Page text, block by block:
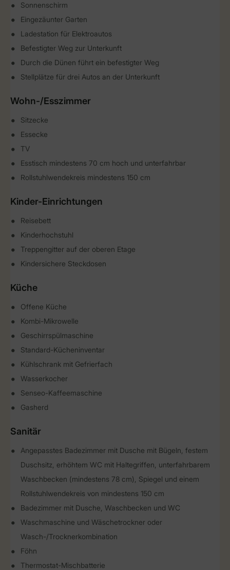
Sonnenschirm
Eingezäunter Garten
Ladestation für Elektroautos
Befestigter Weg zur Unterkunft
Durch die Dünen führt ein befestigter Weg
Stellplätze für drei Autos an der Unterkunft
Wohn-/Esszimmer
Sitzecke
Essecke
TV
Esstisch mindestens 70 cm hoch und unterfahrbar
Rollstuhlwendekreis mindestens 150 cm
Kinder-Einrichtungen
Reisebett
Kinderhochstuhl
Treppengitter auf der oberen Etage
Kindersichere Steckdosen
Küche
Offene Küche
Kombi-Mikrowelle
Geschirrspülmaschine
Standard-Kücheninventar
Kühlschrank mit Gefrierfach
Wasserkocher
Senseo-Kaffeemaschine
Gasherd
Sanitär
Angepasstes Badezimmer mit Dusche mit Bügeln, festem
Duschsitz, erhöhtem WC mit Haltegriffen, unterfahrbarem
Waschbecken (mindestens 78 cm), Spiegel und einem
Rollstuhlwendekreis von mindestens 150 cm
Badezimmer mit Dusche, Waschbecken und WC
Waschmaschine und Wäschetrockner oder
Wasch-/Trocknerkombination
Föhn
Thermostat-Mischbatterie